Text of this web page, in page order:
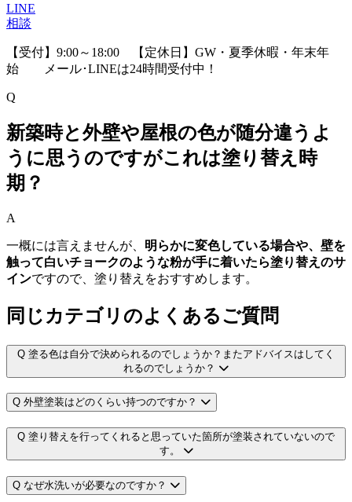
LINE
相談
【受付】9:00～18:00 【定休日】GW・夏季休暇・年末年
始 メール･LINEは24時間受付中！
Q
新築時と外壁や屋根の色が随分違うよ
うに思うのですがこれは塗り替え時
期？
A
一概には言えませんが、 明らかに変色している場合や、壁を
触って白いチョークのような粉が手に着いたら塗り替えのサ
インですので、塗り替えをおすすめします。
同じカテゴリのよくあるご質問
Q 塗る色は自分で決められるのでしょうか？またアドバイスはしてく
れるのでしょうか？
Q 外壁塗装はどのくらい持つのですか？
Q 塗り替えを行ってくれると思っていた箇所が塗装されていないので
す。
Q なぜ水洗いが必要なのですか？